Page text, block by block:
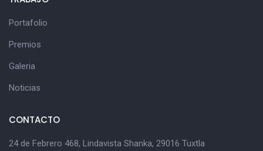
Portafolio
Premios
Galeria
Noticias
CONTACTO
24 de Febrero 468, Lindavista Shanka, 29016 Tuxtla